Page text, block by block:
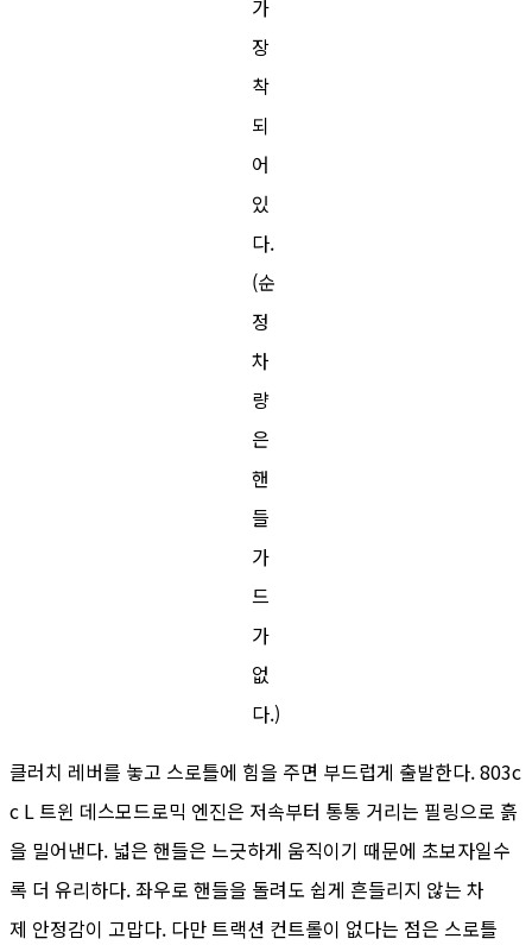
가
장
착
되
어
있
다.
(순
정
차
량
은
핸
들
가
드
가
없
다.)
클러치 레버를 놓고 스로틀에 힘을 주면 부드럽게 출발한다. 803c
c L 트윈 데스모드로믹 엔진은 저속부터 통통 거리는 필링으로 흙
을 밀어낸다. 넓은 핸들은 느긋하게 움직이기 때문에 초보자일수
록 더 유리하다. 좌우로 핸들을 돌려도 쉽게 흔들리지 않는 차
제 안정감이 고맙다. 다만 트랙션 컨트롤이 없다는 점은 스로틀